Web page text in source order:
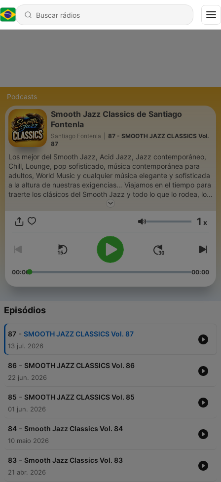
Podcasts
Smooth Jazz Classics de Santiago
Fontenla
Santiago Fontenla
87 - SMOOTH JAZZ CLASSICS Vol.
87
Los mejor del Smooth Jazz, Acid Jazz, Jazz contemporáneo,
Chill, Lounge, pop sofisticado, música contemporánea para
adultos, World Music y cualquier música elegante y sofisticada
a la altura de nuestras exigencias… Viajamos en el tiempo para
traerte los clásicos del Smooth Jazz y todo lo que lo rodea, los
temas que nunca pasan y permanecen en nuestra memoria. Un
Volume 1 x
00:00 00:00
Episódios
87 - SMOOTH JAZZ CLASSICS Vol. 87
13 jul. 2026
86 - SMOOTH JAZZ CLASSICS Vol. 86
22 jun. 2026
85 - SMOOTH JAZZ CLASSICS Vol. 85
01 jun. 2026
84 - Smooth Jazz Classics Vol. 84
10 maio 2026
83 - Smooth Jazz Classics Vol. 83
21 abr. 2026